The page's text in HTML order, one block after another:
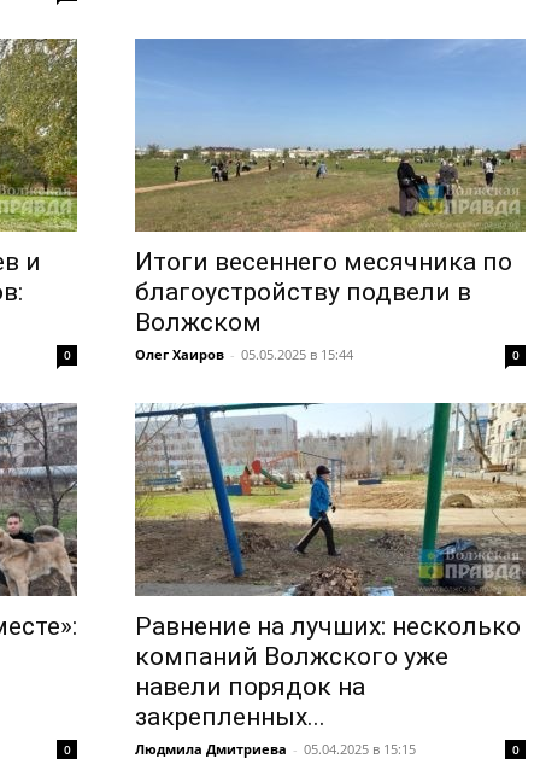
и
0
Итоги весеннего месячника по
благоустройству подвели в
Волжском
Олег Хаиров - 05.05.2025 в 15:44 0
0
Равнение на лучших: несколько
компаний Волжского уже
навели порядок на
закрепленных...
Людмила Дмитриева - 05.04.2025 в 15:15 0